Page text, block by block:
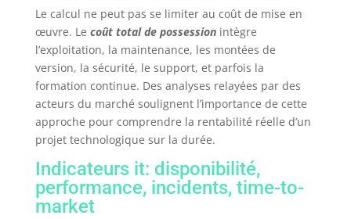
Le calcul ne peut pas se limiter au coût de mise en
œuvre. Le coût total de possessionintègre
l’exploitation, la maintenance, les montées de
version, la sécurité, le support, et parfois la
formation continue. Des analyses relayées par des
acteurs du marché soulignent l’importance de cette
approche pour comprendre la rentabilité réelle d’un
projet technologique sur la durée.
Indicateurs it: disponibilité,
performance, incidents, time-to-
market